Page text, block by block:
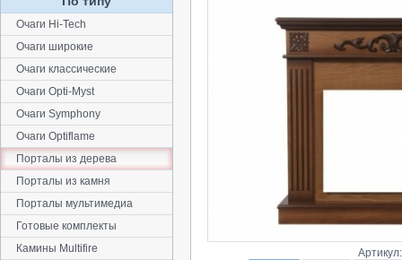
Очаги Hi-Tech
Очаги широкие
Очаги классические
Очаги Opti-Myst
Очаги Symphony
Очаги Optiflame
Порталы из дерева
Порталы из камня
Порталы мультимедиа
Готовые комплекты
Камины Multifire